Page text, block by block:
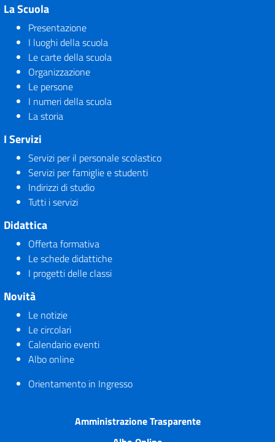
La Scuola
Presentazione
I luoghi della scuola
Le carte della scuola
Organizzazione
Le persone
I numeri della scuola
La storia
I Servizi
Servizi per il personale scolastico
Servizi per famiglie e studenti
Indirizzi di studio
Tutti i servizi
Didattica
Offerta formativa
Le schede didattiche
I progetti delle classi
Novità
Le notizie
Le circolari
Calendario eventi
Albo online
Orientamento in Ingresso
Amministrazione Trasparente